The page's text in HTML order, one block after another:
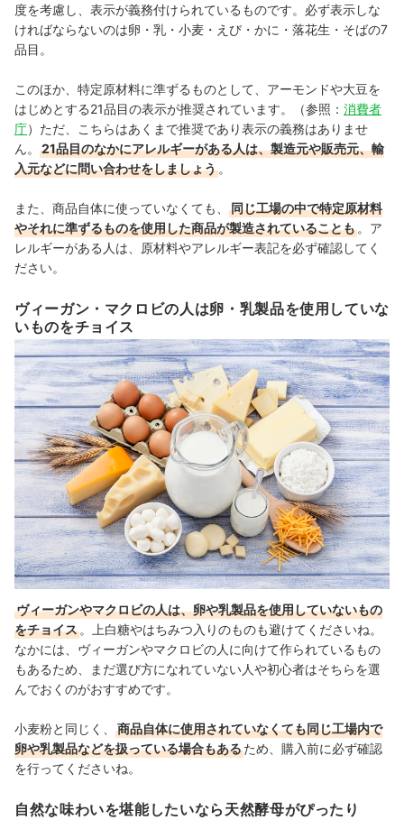
度を考慮し、表示が義務付けられているものです。必ず表示しな
ければならないのは卵・乳・小麦・えび・かに・落花生・そばの7
品目。
このほか、特定原材料に準ずるものとして、アーモンドや大豆を
はじめとする21品目の表示が推奨されています。（参照： 消費者
庁）ただ、こちらはあくまで推奨であり表示の義務はありませ
ん。
21品目のなかにアレルギーがある人は、製造元や販売元、輸
入元などに問い合わせをしましょう 。
また、商品自体に使っていなくても、
同じ工場の中で特定原材料
やそれに準ずるものを使用した商品が製造されていることも 。ア
レルギーがある人は、原材料やアレルギー表記を必ず確認してく
ださい。
ヴィーガン・マクロビの人は卵・乳製品を使用していな
いものをチョイス
ヴィーガンやマクロビの人は、卵や乳製品を使用していないもの
をチョイス 。上白糖やはちみつ入りのものも避けてくださいね。
なかには、ヴィーガンやマクロビの人に向けて作られているもの
もあるため、まだ選び方になれていない人や初心者はそちらを選
んでおくのがおすすめです。
小麦粉と同じく、
商品自体に使用されていなくても同じ工場内で
卵や乳製品などを扱っている場合もあるため、購入前に必ず確認
を行ってくださいね。
自然な味わいを堪能したいなら天然酵母がぴったり